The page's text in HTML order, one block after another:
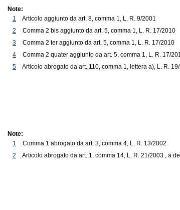
Note:
1
Articolo aggiunto da art. 8, comma 1, L. R. 9/2001
2
Comma 2 bis aggiunto da art. 5, comma 1, L. R. 17/2010
3
Comma 2 ter aggiunto da art. 5, comma 1, L. R. 17/2010
4
Comma 2 quater aggiunto da art. 5, comma 1, L. R. 17/
5
Articolo abrogato da art. 110, comma 1, lettera a), L. R.
Note:
1
Comma 1 abrogato da art. 3, comma 4, L. R. 13/2002
2
Articolo abrogato da art. 1, comma 14, L. R. 21/2003 , a